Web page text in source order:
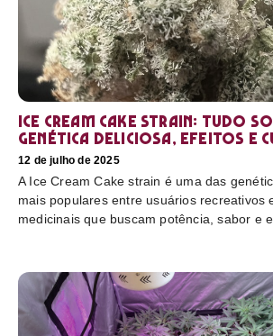
Ice Cream Cake Strain: tudo
genética deliciosa, efeitos e
12 de julho de 2025
A Ice Cream Cake strain é uma das
mais populares entre usuários recreativos
medicinais que buscam potência, sabor e